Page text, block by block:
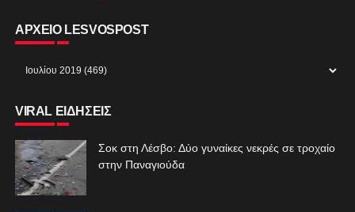
ΑΡΧΕΙΟ LESVOSPOST
VIRAL ΕΙΔΗΣΕΙΣ
Σοκ στη Λέσβο: Δύο γυναίκες νεκρές σε τροχαίο
στην Παναγιούδα